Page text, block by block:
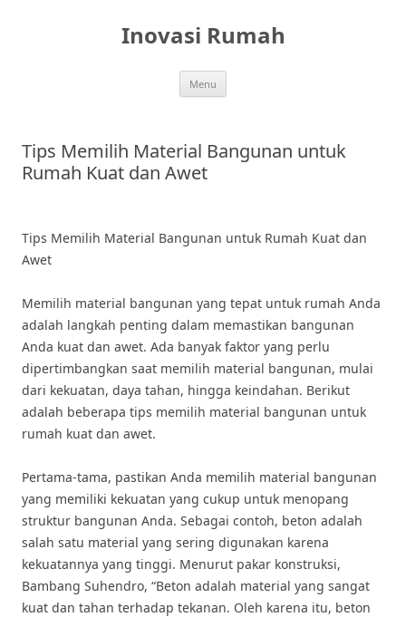
Inovasi Rumah
Menu
Tips Memilih Material Bangunan untuk
Rumah Kuat dan Awet
Tips Memilih Material Bangunan untuk Rumah Kuat dan
Awet
Memilih material bangunan yang tepat untuk rumah Anda
adalah langkah penting dalam memastikan bangunan
Anda kuat dan awet. Ada banyak faktor yang perlu
dipertimbangkan saat memilih material bangunan, mulai
dari kekuatan, daya tahan, hingga keindahan. Berikut
adalah beberapa tips memilih material bangunan untuk
rumah kuat dan awet.
Pertama-tama, pastikan Anda memilih material bangunan
yang memiliki kekuatan yang cukup untuk menopang
struktur bangunan Anda. Sebagai contoh, beton adalah
salah satu material yang sering digunakan karena
kekuatannya yang tinggi. Menurut pakar konstruksi,
Bambang Suhendro, “Beton adalah material yang sangat
kuat dan tahan terhadap tekanan. Oleh karena itu, beton